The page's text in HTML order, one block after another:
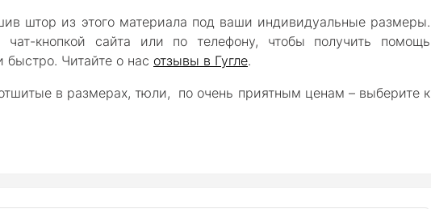
штор из этого материала под ваши индивидуальные размеры.
кнопкой сайта или по телефону, чтобы получить помощь
Читайте о нас отзывы в Гугле.
в размерах, тюли, по очень приятным ценам – выберите к